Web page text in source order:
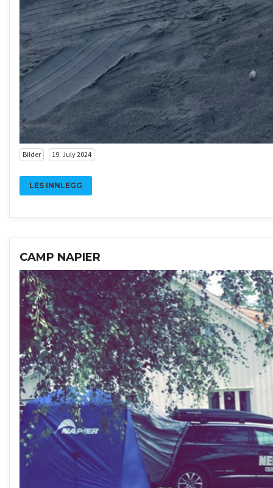
Bilder 19. July 2024
LES INNLEGG
CAMP NAPIER